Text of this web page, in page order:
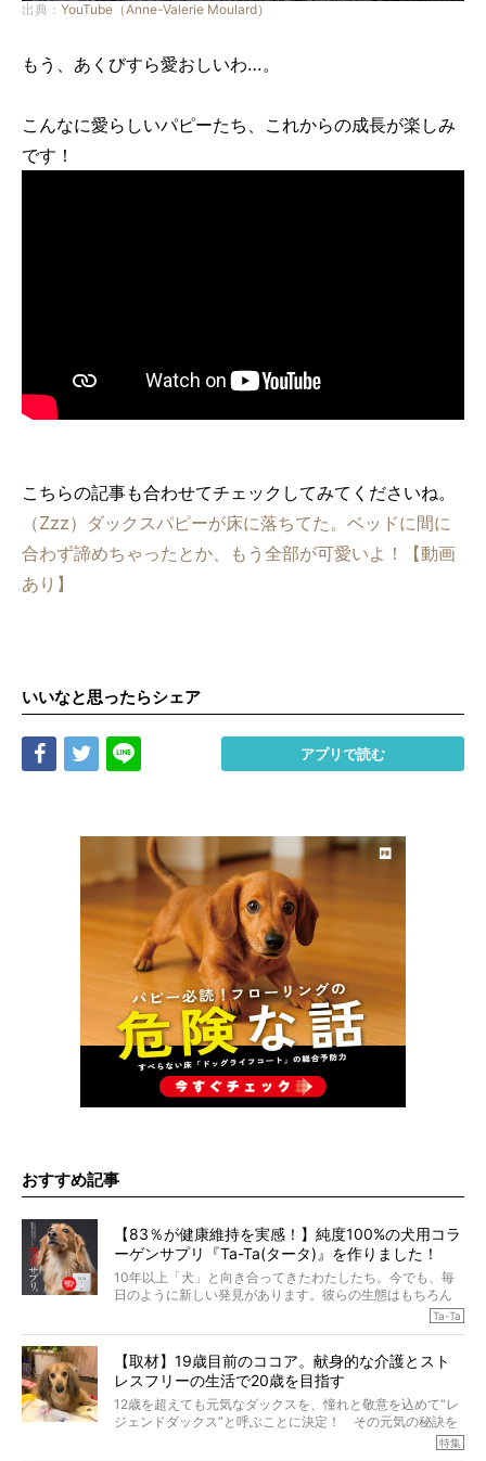
出典： YouTube（Anne-Valerie Moulard）
もう、あくびすら愛おしいわ…。
こんなに愛らしいパピーたち、これからの成長が楽しみ
です！
こちらの記事も合わせてチェックしてみてくださいね。
（Zzz）ダックスパピーが床に落ちてた。ベッドに間に
合わず諦めちゃったとか、もう全部が可愛いよ！【動画
あり】
いいなと思ったらシェア
Share Tweet アプリで読む
おすすめ記事
【83％が健康維持を実感！】純度100%の犬用コラ
ーゲンサプリ『Ta-Ta(タータ)』を作りました！
10年以上「犬」と向き合ってきたわたしたち。今でも、毎
日のように新しい発見があります。彼らの生態はもちろん
のこと、「食事」に関することも同じです。昔の犬は25年
代の犬の食事は“ある重要な栄養”が不足しがちになっている
というのです。
それを効率よくおぎなってくれるのが、コラーゲン！ そ
こでわたしたちは、純度100%の犬用コラーゲンサプリ
『Ta-Ta(タータ)』を作りました！
愛犬家の83％が「健康維持を実感した」と評判のTa-Ta(タ
Ta-Ta
【取材】19歳目前のココア。献身的な介護とスト
レスフリーの生活で20歳を目指す
12歳を超えても元気なダックスを、憧れと敬意を込めて“レ
ジェンドダックス”と呼ぶことに決定！ その元気の秘訣を
オーナーさんに伺うのが、特集『レジェンドダックスの肖特集